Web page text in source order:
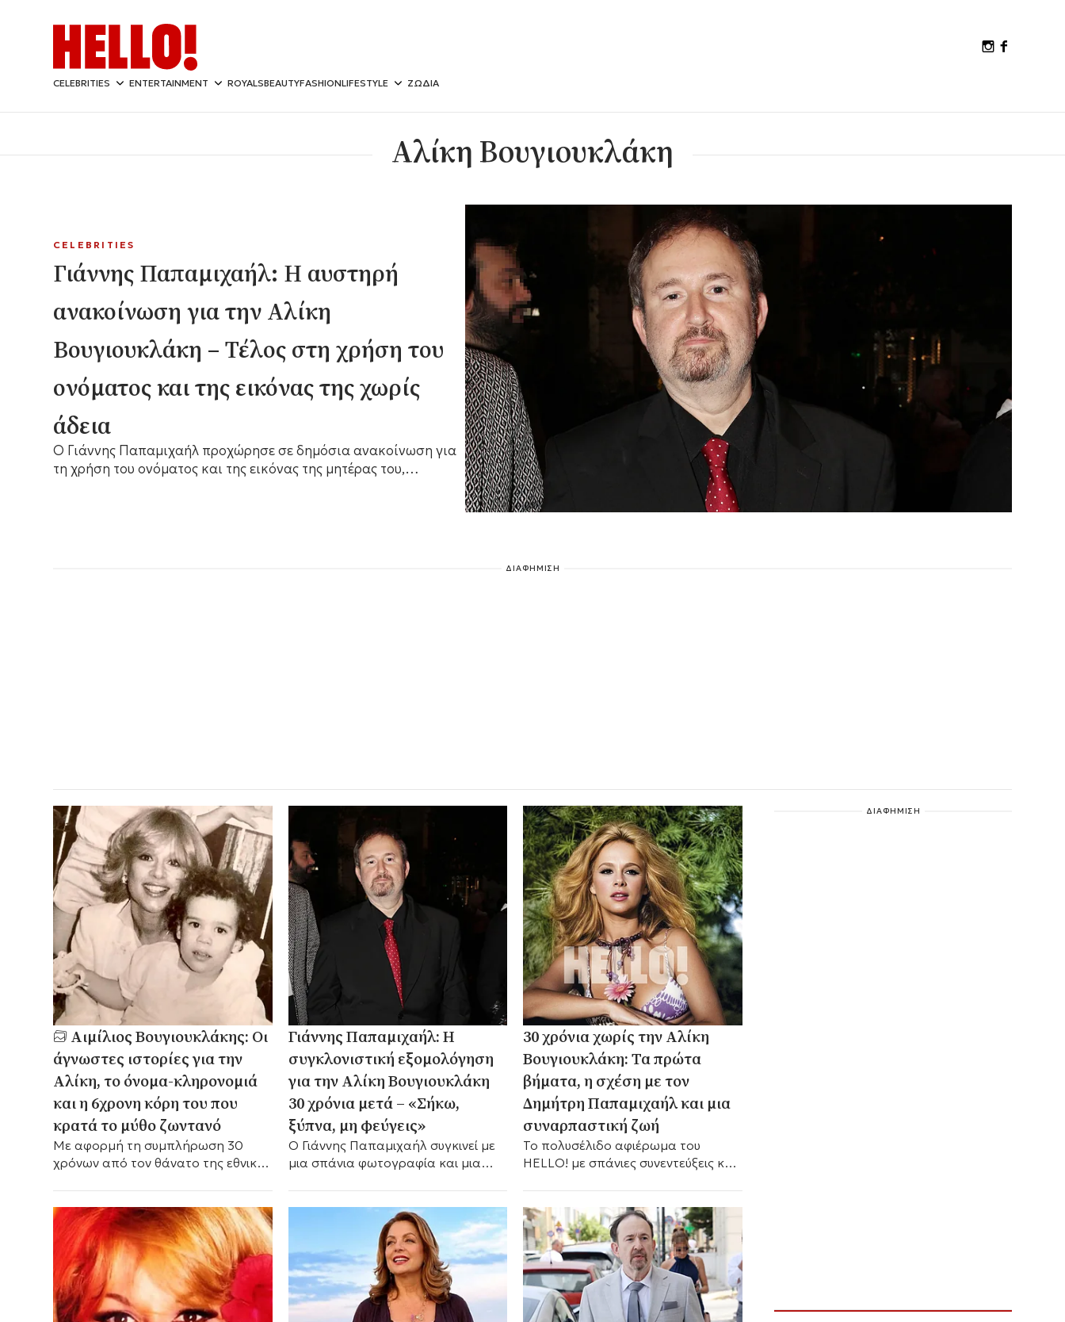
CELEBRITIES ENTERTAINMENT ROYALSBEAUTYFASHIONLIFESTYLE ΖΩΔΙΑ
Αλίκη Βουγιουκλάκη
CELEBRITIES
Γιάννης Παπαμιχαήλ: Η αυστηρή
ανακοίνωση για την Αλίκη
Βουγιουκλάκη – Τέλος στη χρήση του
ονόματος και της εικόνας της χωρίς
άδεια
Ο Γιάννης Παπαμιχαήλ προχώρησε σε δημόσια ανακοίνωση για
τη χρήση του ονόματος και της εικόνας της μητέρας του,
ΔΙΑΦΗΜΙΣΗ
Αιμίλιος Βουγιουκλάκης: Οι
άγνωστες ιστορίες για την
Αλίκη, το όνομα-κληρονομιά
και η 6χρονη κόρη του που
κρατά το μύθο ζωντανό
Με αφορμή τη συμπλήρωση 30
χρόνων από τον θάνατο της εθνικής
Γιάννης Παπαμιχαήλ: Η
συγκλονιστική εξομολόγηση
για την Αλίκη Βουγιουκλάκη
30 χρόνια μετά – «Σήκω,
ξύπνα, μη φεύγεις»
Ο Γιάννης Παπαμιχαήλ συγκινεί με
μια σπάνια φωτογραφία και μια
30 χρόνια χωρίς την Αλίκη
Βουγιουκλάκη: Τα πρώτα
βήματα, η σχέση με τον
Δημήτρη Παπαμιχαήλ και μια
συναρπαστική ζωή
Το πολυσέλιδο αφιέρωμα του
HELLO! με σπάνιες συνεντεύξεις και
ΔΙΑΦΗΜΙΣΗ